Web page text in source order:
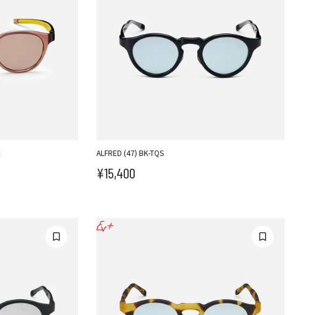
ALFRED (47) BK-TQS
セール価格
¥15,400